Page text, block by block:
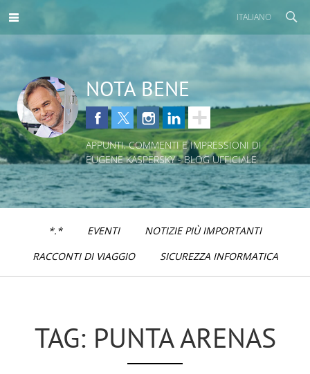
ITALIANO
NOTA BENE
APPUNTI, COMMENTI E IMPRESSIONI DI
EUGENE KASPERSKY - BLOG UFFICIALE
*.* EVENTI
NOTIZIE PIÙ IMPORTANTI
RACCONTI DI VIAGGIO
SICUREZZA INFORMATICA
TAG: PUNTA ARENAS